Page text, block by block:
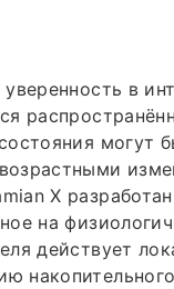
в
могут
X
на
действует